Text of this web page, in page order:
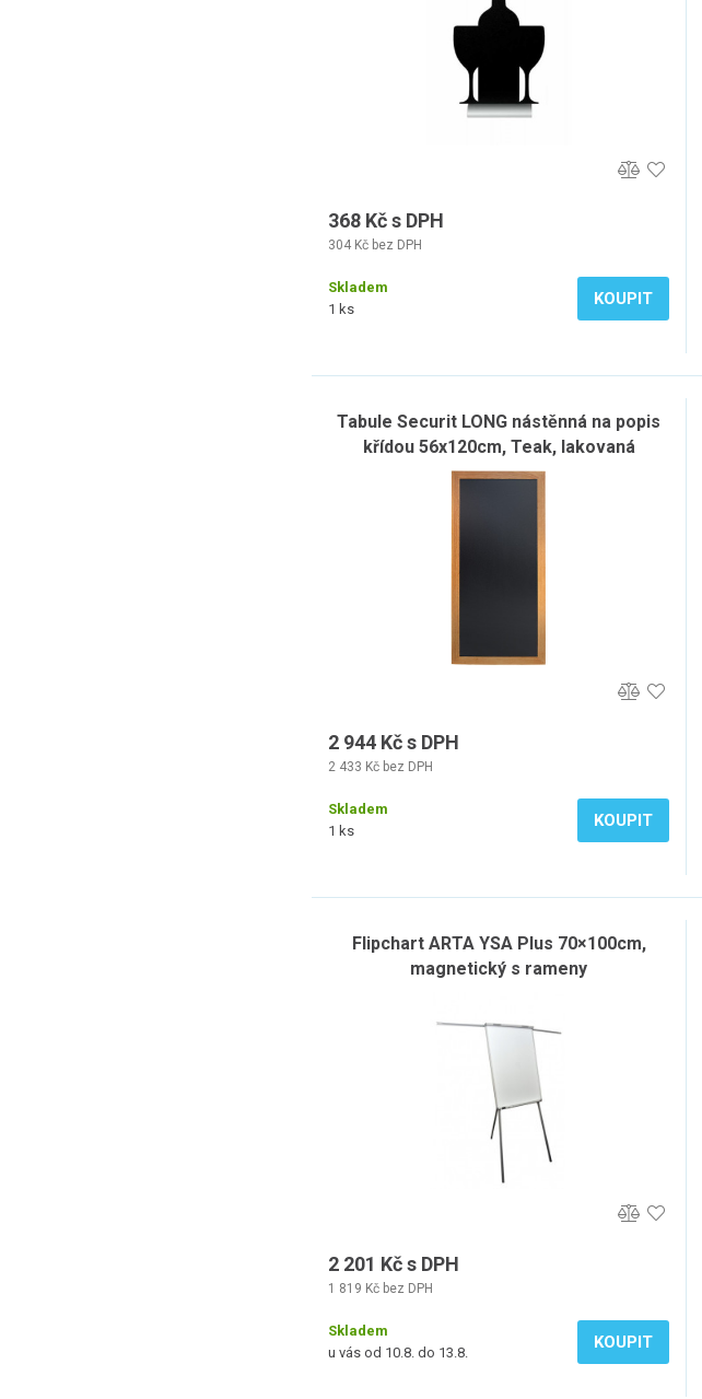
368 Kč s DPH
304 Kč bez DPH
Skladem
1 ks
KOUPIT
Tabule Securit LONG nástěnná na popis
křídou 56x120cm, Teak, lakovaná
2 944 Kč s DPH
2 433 Kč bez DPH
Skladem
1 ks
KOUPIT
Flipchart ARTA YSA Plus 70×100cm,
magnetický s rameny
2 201 Kč s DPH
1 819 Kč bez DPH
Skladem
u vás od 10.8. do 13.8.
KOUPIT